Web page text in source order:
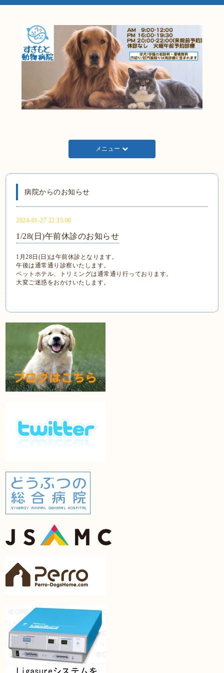
メニュー
病院からのお知らせ
2024-01-27 22:35:00
1/28(日)午前休診のお知らせ
1月28日(日)は午前休診となります。
午後は通常通り診察いたします。
ペットホテル、トリミングは通常通り行っております。
大変ご迷惑をおかけいたします。